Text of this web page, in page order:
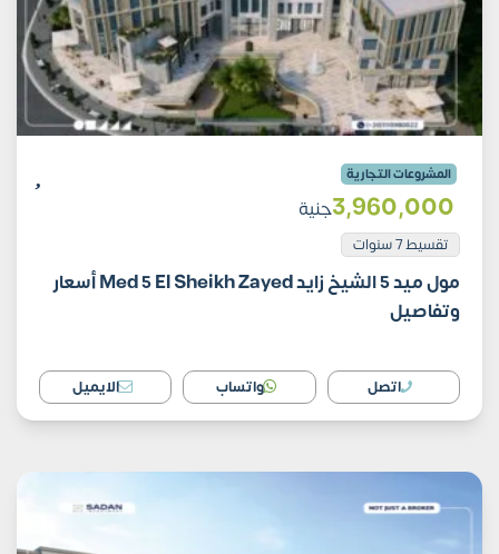
المشروعات التجارية
3٬960٬000جنية
تقسيط 7 سنوات
مول ميد 5 الشيخ زايد Med 5 El Sheikh Zayed أسعار
وتفاصيل
اتصل واتساب الايميل